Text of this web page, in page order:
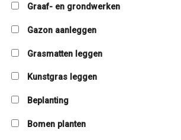
Graaf- en grondwerken
Gazon aanleggen
Grasmatten leggen
Kunstgras leggen
Beplanting
Bomen planten